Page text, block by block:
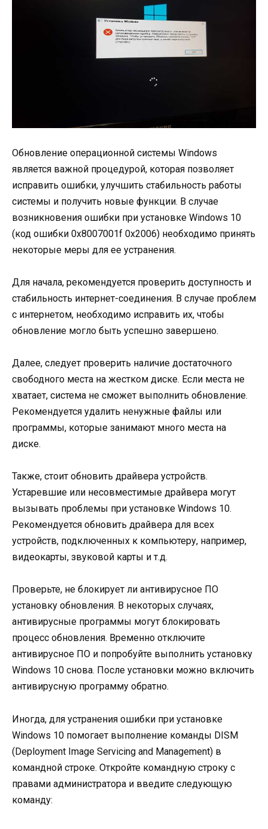
Обновление операционной системы Windows
является важной процедурой, которая позволяет
исправить ошибки, улучшить стабильность работы
системы и получить новые функции. В случае
возникновения ошибки при установке Windows 10
(код ошибки 0x8007001f 0x2006) необходимо принять
некоторые меры для ее устранения.
Для начала, рекомендуется проверить доступность и
стабильность интернет-соединения. В случае проблем
с интернетом, необходимо исправить их, чтобы
обновление могло быть успешно завершено.
Далее, следует проверить наличие достаточного
свободного места на жестком диске. Если места не
хватает, система не сможет выполнить обновление.
Рекомендуется удалить ненужные файлы или
программы, которые занимают много места на
диске.
Также, стоит обновить драйвера устройств.
Устаревшие или несовместимые драйвера могут
вызывать проблемы при установке Windows 10.
Рекомендуется обновить драйвера для всех
устройств, подключенных к компьютеру, например,
видеокарты, звуковой карты и т.д.
Проверьте, не блокирует ли антивирусное ПО
установку обновления. В некоторых случаях,
антивирусные программы могут блокировать
процесс обновления. Временно отключите
антивирусное ПО и попробуйте выполнить установку
Windows 10 снова. После установки можно включить
антивирусную программу обратно.
Иногда, для устранения ошибки при установке
Windows 10 помогает выполнение команды DISM
(Deployment Image Servicing and Management) в
командной строке. Откройте командную строку с
правами администратора и введите следующую
команду: